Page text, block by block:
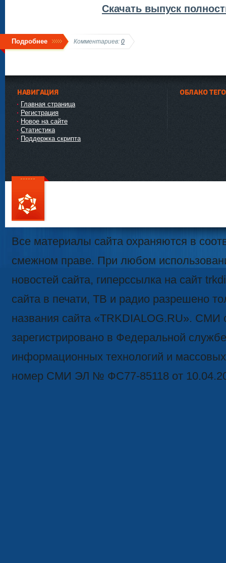
Скачать выпуск
Подробнее Комментариев: 0
НАВИГАЦИЯ
Главная страница
Регистрация
Новое на сайте
Статистика
Поддержка скрипта
ОБЛАКО
111
Все материалы сайта охраняются в
смежном праве. При любом
новостей сайта, гиперссылка на сайт
сайта в печати, ТВ и радио разрешено
названия сайта «TRKDIALOG.RU». СМИ
зарегистрировано в Федеральной
информационных технологий и
номер СМИ ЭЛ № ФС77-85118 от